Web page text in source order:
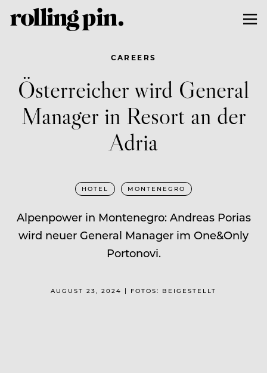
CAREERS
Österreicher wird General
Manager in Resort an der
Adria
HOTEL MONTENEGRO
Alpenpower in Montenegro: Andreas Porias
wird neuer General Manager im One&Only
Portonovi.
AUGUST 23, 2024 | FOTOS: BEIGESTELLT